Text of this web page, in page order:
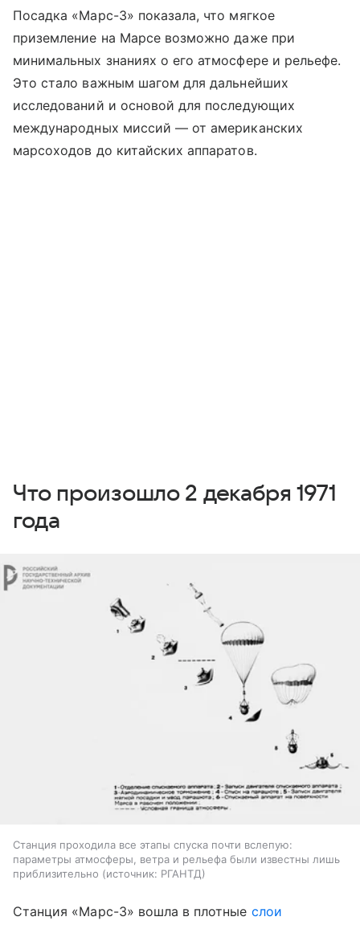
Посадка «Марс-3» показала, что мягкое
приземление на Марсе возможно даже при
минимальных знаниях о его атмосфере и рельефе.
Это стало важным шагом для дальнейших
исследований и основой для последующих
международных миссий — от американских
марсоходов до китайских аппаратов.
Что произошло 2 декабря 1971
года
Станция проходила все этапы спуска почти вслепую:
параметры атмосферы, ветра и рельефа были известны лишь
приблизительно
источник: РГАНТД
Станция «Марс-3» вошла в плотные слои